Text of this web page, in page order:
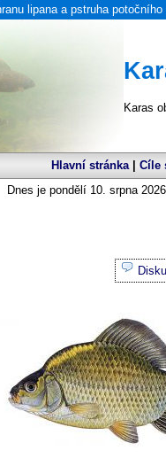
lipana a pstruha potočního
Karas
Hlavní stránka| Cíle
Dnes je pondělí 10. srpna